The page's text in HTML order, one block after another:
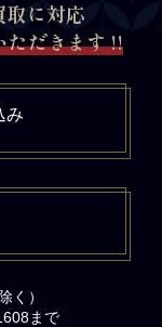
取に対応
ただきます !!
み
く）
まで